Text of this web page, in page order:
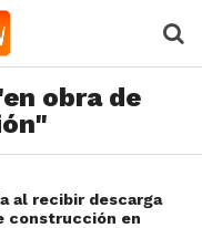
obra de
al recibir descarga
construcción en